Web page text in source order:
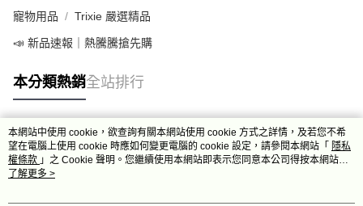
寵物用品 Trixie 嚴選精品
📣 新品速報｜熱騰騰搶先購
本分類熱銷全站排行
熱門標籤
本網站中使用 cookie，欲查詢有關本網站使用 cookie 方式之詳情，及若您不希
望在電腦上使用 cookie 時應如何變更電腦的 cookie 設定，請參閱本網站「 隱私
權條款 」之 Cookie 聲明。您繼續使用本網站即表示您同意本公司得按本網站使
用條款之 Cookie 聲明使用 cookie。
了解更多 >